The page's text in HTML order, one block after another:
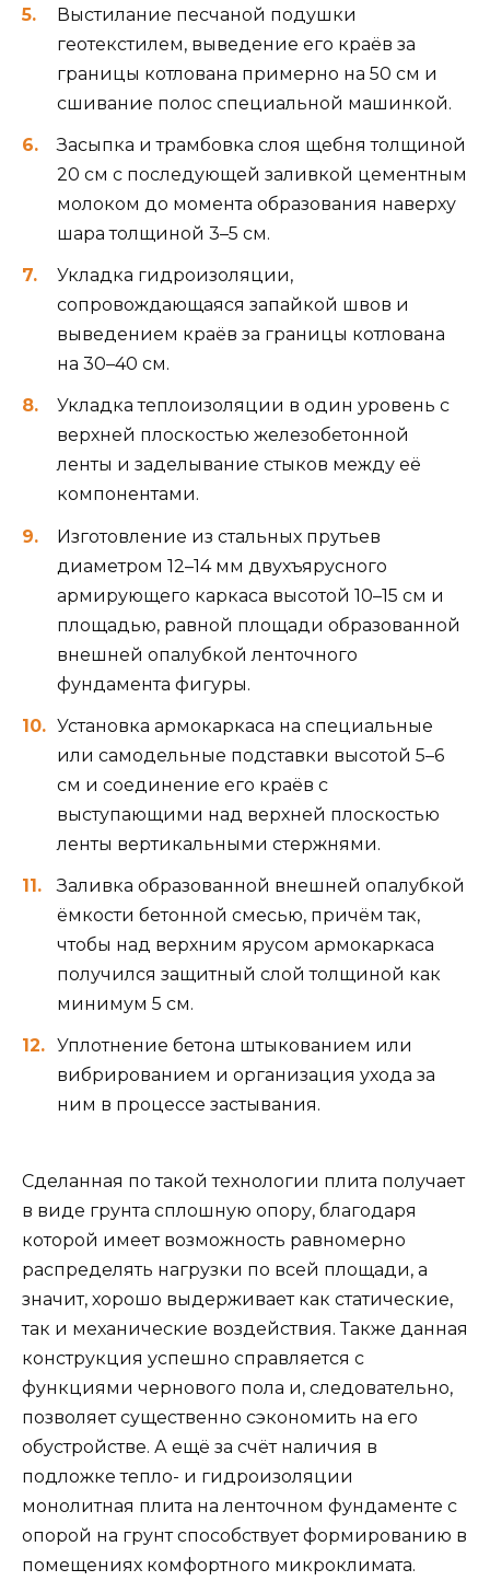
Выстилание песчаной подушки
геотекстилем, выведение его краёв за
границы котлована примерно на 50 см и
сшивание полос специальной машинкой.
Засыпка и трамбовка слоя щебня толщиной
20 см с последующей заливкой цементным
молоком до момента образования наверху
шара толщиной 3–5 см.
Укладка гидроизоляции,
сопровождающаяся запайкой швов и
выведением краёв за границы котлована
на 30–40 см.
Укладка теплоизоляции в один уровень с
верхней плоскостью железобетонной
ленты и заделывание стыков между её
компонентами.
Изготовление из стальных прутьев
диаметром 12–14 мм двухъярусного
армирующего каркаса высотой 10–15 см и
площадью, равной площади образованной
внешней опалубкой ленточного
фундамента фигуры.
Установка армокаркаса на специальные
или самодельные подставки высотой 5–6
см и соединение его краёв с
выступающими над верхней плоскостью
ленты вертикальными стержнями.
Заливка образованной внешней опалубкой
ёмкости бетонной смесью, причём так,
чтобы над верхним ярусом армокаркаса
получился защитный слой толщиной как
минимум 5 см.
Уплотнение бетона штыкованием или
вибрированием и организация ухода за
ним в процессе застывания.
Сделанная по такой технологии плита получает
в виде грунта сплошную опору, благодаря
которой имеет возможность равномерно
распределять нагрузки по всей площади, а
значит, хорошо выдерживает как статические,
так и механические воздействия. Также данная
конструкция успешно справляется с
функциями чернового пола и, следовательно,
позволяет существенно сэкономить на его
обустройстве. А ещё за счёт наличия в
подложке тепло- и гидроизоляции
монолитная плита на ленточном фундаменте с
опорой на грунт способствует формированию в
помещениях комфортного микроклимата.